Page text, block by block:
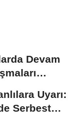
Devam
Uyarı:
Serbest